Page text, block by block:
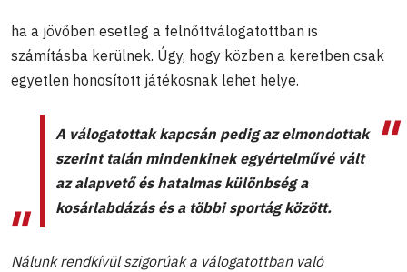
ha a jövőben esetleg a felnőttválogatottban is
számításba kerülnek. Úgy, hogy közben a keretben csak
egyetlen honosított játékosnak lehet helye.
A válogatottak kapcsán pedig az elmondottak
szerint talán mindenkinek egyértelművé vált
az alapvető és hatalmas különbség a
kosárlabdázás és a többi sportág között.
Nálunk rendkívül szigorúak a válogatottban való